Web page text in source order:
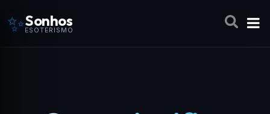
✨Sonhos
ESOTERISMO